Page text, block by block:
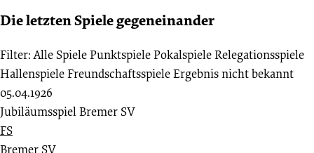
Die letzten Spiele gegeneinander
Filter: Alle SpielePunktspielePokalspieleRelegationsspiele
HallenspieleFreundschaftsspieleErgebnis nicht bekannt
05.04.1926
Jubiläumsspiel Bremer SV
FS
Bremer SV